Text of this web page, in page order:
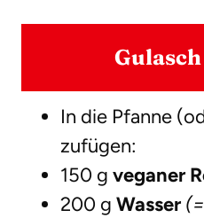
In die Pfanne
zufügen:
150 g veganer
200 g Wasser